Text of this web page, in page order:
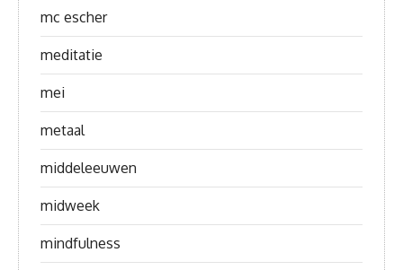
mc escher
meditatie
mei
metaal
middeleeuwen
midweek
mindfulness